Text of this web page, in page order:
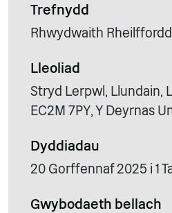
Trefnydd
Rhwydwaith
Lleoliad
Stryd Lerpwl, Llundain,
EC2M 7PY, Y Deyrnas
Dyddiadau
20 Gorffennaf 2025 i 1
Gwybodaeth bellach